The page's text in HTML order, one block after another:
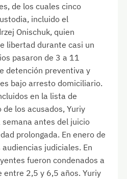
de los cuales cinco
incluido el
Onischuk, quien
libertad durante casi un
pasaron de 3 a 11
detención preventiva y
bajo arresto domiciliario.
en la lista de
los acusados, Yuriy
semana antes del juicio
prolongada. En enero de
judiciales. En
fueron condenados a
entre 2,5 y 6,5 años. Yuriy